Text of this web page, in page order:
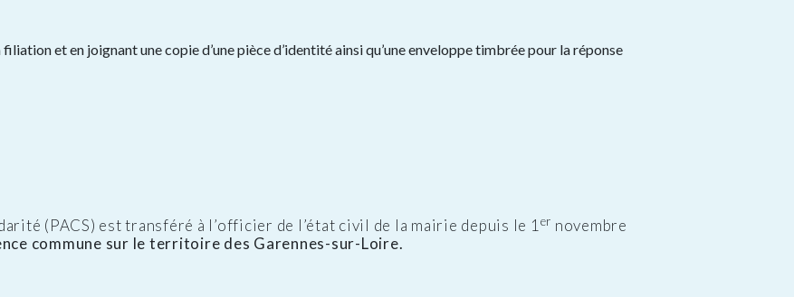
et en joignant une copie d’une pièce d’identité ainsi qu’une enveloppe timbrée pour la réponse
(PACS) est transféré à l’officier de l’état civil de la mairie depuis le 1er novembre
commune sur le territoire des Garennes-sur-Loire.